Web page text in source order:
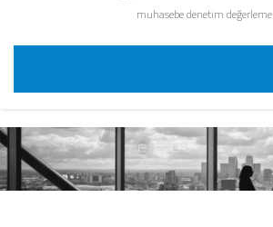
muhasebe denetim değerleme